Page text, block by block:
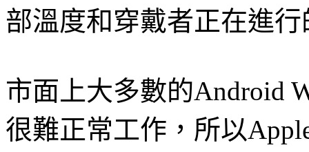
部溫度和穿戴者正在進
市面上大多數的Android
很難正常工作，所以